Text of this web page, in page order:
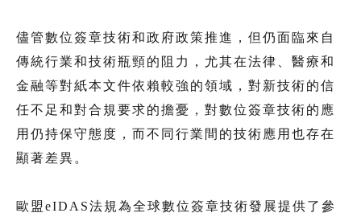
儘管數位簽章技術和政府政策推進，但仍面臨來自
傳統行業和技術瓶頸的阻力，尤其在法律、醫療和
金融等對紙本文件依賴較強的領域，對新技術的信
任不足和對合規要求的擔憂，對數位簽章技術的應
用仍持保守態度，而不同行業間的技術應用也存在
顯著差異。
歐盟eIDAS法規為全球數位簽章技術發展提供了參